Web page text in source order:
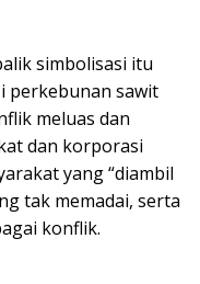
simbolisasi itu
perkebunan sawit
meluas dan
dan korporasi
yang “diambil
tak memadai, serta
konflik.